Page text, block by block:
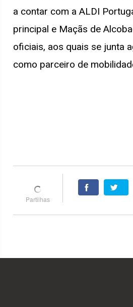
a contar com a ALDI
principal e Maçãs de
oficiais, aos quais se junta
como parceiro de